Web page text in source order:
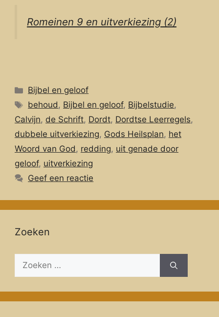
Romeinen 9 en uitverkiezing (2)
Categorieën
Bijbel en geloof
Tags
behoud, Bijbel en geloof, Bijbelstudie,
Calvijn, de Schrift, Dordt, Dordtse Leerregels,
dubbele uitverkiezing, Gods Heilsplan, het
Woord van God, redding, uit genade door
geloof, uitverkiezing
Geef een reactie
Zoeken
Zoeken